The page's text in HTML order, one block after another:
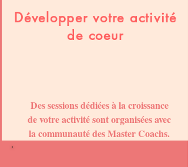
Développer votre activité
de coeur
Des sessions dédiées à la croissance
de votre activité sont organisées avec
la communauté des Master Coachs.